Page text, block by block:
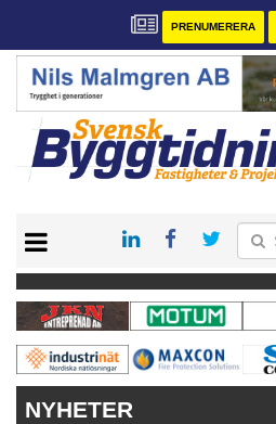
PRENUMERERA
PRENUMERERA
VÅRA ANDRA MAGASIN
ANNONSERA
KONTAKT
NYHETER